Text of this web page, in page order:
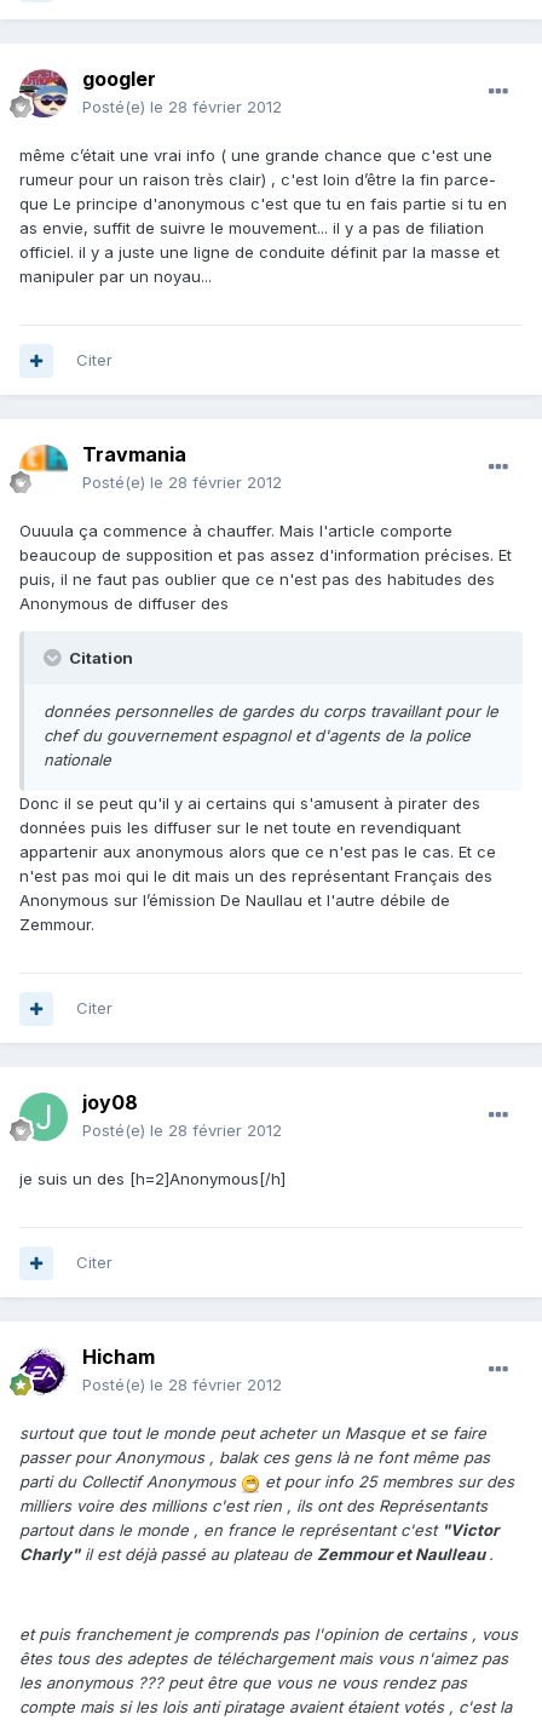
googler
Posté(e) le 28 février 2012
même c’était une vrai info ( une grande chance que c'est une
rumeur pour un raison très clair) , c'est loin d’être la fin parce-
que Le principe d'anonymous c'est que tu en fais partie si tu en
as envie, suffit de suivre le mouvement... il y a pas de filiation
officiel. il y a juste une ligne de conduite définit par la masse et
manipuler par un noyau...
Citer
Travmania
Posté(e) le 28 février 2012
Ouuula ça commence à chauffer. Mais l'article comporte
beaucoup de supposition et pas assez d'information précises. Et
puis, il ne faut pas oublier que ce n'est pas des habitudes des
Anonymous de diffuser des
Citation
données personnelles de gardes du corps travaillant pour le
chef du gouvernement espagnol et d'agents de la police
nationale
Donc il se peut qu'il y ai certains qui s'amusent à pirater des
données puis les diffuser sur le net toute en revendiquant
appartenir aux anonymous alors que ce n'est pas le cas. Et ce
n'est pas moi qui le dit mais un des représentant Français des
Anonymous sur l’émission De Naullau et l'autre débile de
Zemmour.
Citer
joy08
Posté(e) le 28 février 2012
je suis un des [h=2]Anonymous[/h]
Citer
Hicham
Posté(e) le 28 février 2012
surtout que tout le monde peut acheter un Masque et se faire
passer pour Anonymous , balak ces gens là ne font même pas
parti du Collectif Anonymous
et pour info 25 membres sur des
milliers voire des millions c'est rien , ils ont des Représentants
partout dans le monde , en france le représentant c'est "Victor
Charly"il est déjà passé au plateau de Zemmour etNaulleau.
et puis franchement je comprends pas l'opinion de certains , vous
êtes tous des adeptes de téléchargement mais vous n'aimez pas
les anonymous ??? peut être que vous ne vous rendez pas
compte mais si les lois anti piratage avaient étaient votés , c'est la